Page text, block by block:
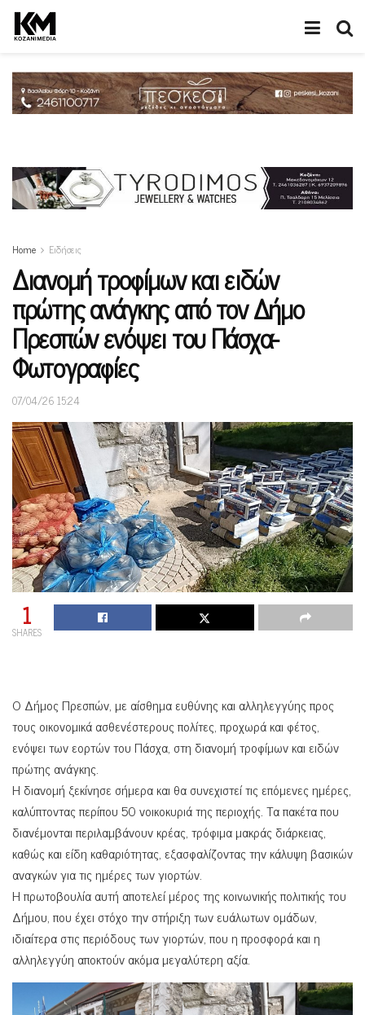
Home Ειδήσεις
Διανομή τροφίμων και ειδών
πρώτης ανάγκης από τον Δήμο
Πρεσπών ενόψει του Πάσχα-
Φωτογραφίες
07/04/26 15:24
1
SHARES
Ο Δήμος Πρεσπών, με αίσθημα ευθύνης και αλληλεγγύης προς
τους οικονομικά ασθενέστερους πολίτες, προχωρά και φέτος,
ενόψει των εορτών του Πάσχα, στη διανομή τροφίμων και ειδών
πρώτης ανάγκης.
Η διανομή ξεκίνησε σήμερα και θα συνεχιστεί τις επόμενες ημέρες,
καλύπτοντας περίπου 50 νοικοκυριά της περιοχής. Τα πακέτα που
διανέμονται περιλαμβάνουν κρέας, τρόφιμα μακράς διάρκειας,
καθώς και είδη καθαριότητας, εξασφαλίζοντας την κάλυψη βασικών
αναγκών για τις ημέρες των γιορτών.
Η πρωτοβουλία αυτή αποτελεί μέρος της κοινωνικής πολιτικής του
Δήμου, που έχει στόχο την στήριξη των ευάλωτων ομάδων,
ιδιαίτερα στις περιόδους των γιορτών, που η προσφορά και η
αλληλεγγύη αποκτούν ακόμα μεγαλύτερη αξία.